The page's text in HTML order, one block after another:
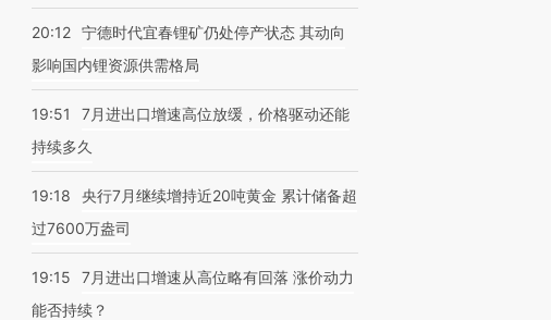
20:12 宁德时代宜春锂矿仍处停产状态 其动向
影响国内锂资源供需格局
19:51
7月进出口增速高位放缓，价格驱动还能
持续多久
19:18
央行7月继续增持近20吨黄金 累计储备超
过7600万盎司
19:15
7月进出口增速从高位略有回落 涨价动力
能否持续？